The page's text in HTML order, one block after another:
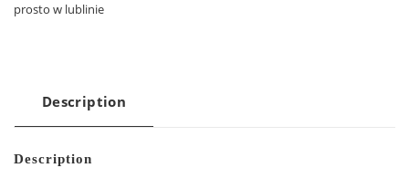
prosto w lublinie
Description
Description